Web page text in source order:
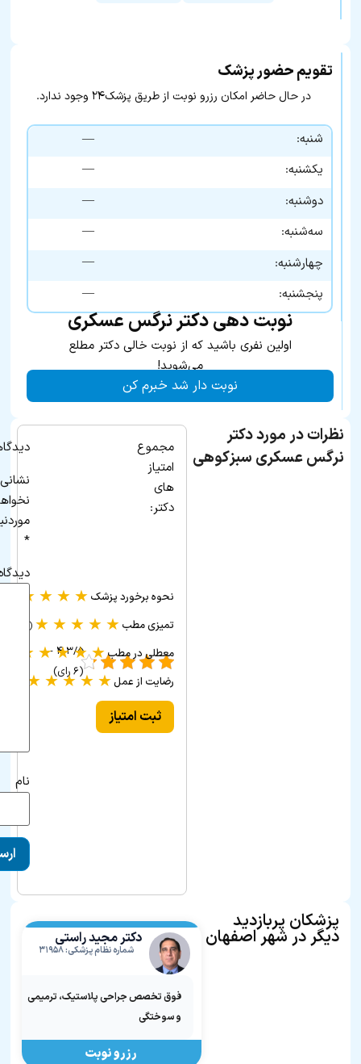
تقویم حضور پزشک
در حال حاضر امکان رزرو نوبت از طریق پزشک۲۴ وجود ندارد.
شنبه:
—
یکشنبه:
—
دوشنبه:
—
سه‌شنبه:
—
چهارشنبه:
—
پنجشنبه:
—
نوبت دهی دکتر نرگس عسکری
اولین نفری باشید که از نوبت خالی دکتر مطلع
می‌شوید!
نوبت دار شد خبرم کن
نظرات در مورد دکتر
نرگس عسکری سبزکوهی
مجموع
امتیاز
های
دکتر:
۴.۳/۵ -
(۶ رای)
نحوه برخورد پزشک ★
★
★
★
تمیزی مطب ★
★
★
★
★ (۱ رأی)
معطلی در مطب★
★
★
★
★
رضایت از عمل★
★
★
★
★
ثبت امتیاز
*
نام
پزشکان پربازدید
دیگر در شهر اصفهان دکتر مجید راستی
اردکانی
شماره نظام پزشکی: ۳۱۹۵۸
فوق تخصص جراحی پلاستیک، ترمیمی
و سوختگی
رزرو نوبت